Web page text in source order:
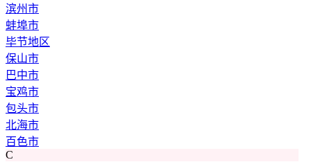
滨州市
蚌埠市
毕节地区
保山市
巴中市
宝鸡市
包头市
北海市
百色市
C